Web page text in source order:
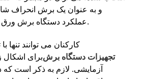
و به عنوان یک برش انحراف
عملکرد دستگاه برش ورق فلزی استفاده کرد.
4. کارکنان می توانند تنها
تجهیزات دستگاه برشبرای اشکال
آزمایشی. لازم به ذکر است که